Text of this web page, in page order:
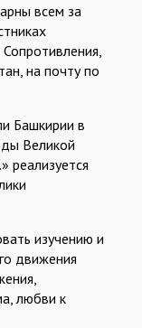
всем за
на почту по
Башкирии в
Великой
реализуется
изучению и
движения
любви к